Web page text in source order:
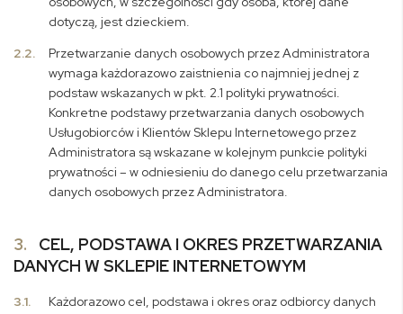
dotyczą, jest dzieckiem.
2.2.
Przetwarzanie danych osobowych przez Administratora
wymaga każdorazowo zaistnienia co najmniej jednej z
podstaw wskazanych w pkt. 2.1 polityki prywatności.
Konkretne podstawy przetwarzania danych osobowych
Usługobiorców i Klientów Sklepu Internetowego przez
Administratora są wskazane w kolejnym punkcie polityki
prywatności – w odniesieniu do danego celu przetwarzania
danych osobowych przez Administratora.
3.
CEL, PODSTAWA I OKRES PRZETWARZANIA
DANYCH W SKLEPIE INTERNETOWYM
3.1.
Każdorazowo cel, podstawa i okres oraz odbiorcy danych